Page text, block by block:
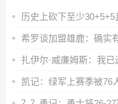
凯记：绿军上赛季被76